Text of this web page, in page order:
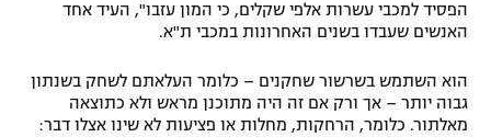
הפסיד למכבי עשרות אלפי שקלים, כי המון עזבו", העיד אחד
האנשים שעבדו בשנים האחרונות במכבי ת"א.
הוא השתמש בשרשור שחקנים – כלומר העלאתם לשחק בשנתון
גבוה יותר – אך ורק אם זה היה מתוכנן מראש ולא כתוצאה
מאלתור. כלומר, הרחקות, מחלות או פציעות לא שינו אצלו דבר: